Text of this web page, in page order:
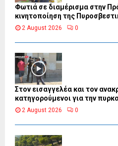
Φωτιά σε διαμέρισμα στην
κινητοποίηση της
2 August 2026 0
Στον εισαγγελέα και τον
κατηγορούμενοι για την
2 August 2026 0